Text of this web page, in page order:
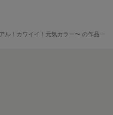
！カワイイ！元気カラー〜 の作品一覧